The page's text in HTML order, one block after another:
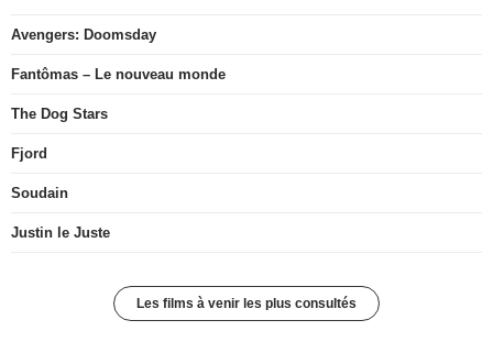
Avengers: Doomsday
Fantômas – Le nouveau monde
The Dog Stars
Fjord
Soudain
Justin le Juste
Les films à venir les plus consultés